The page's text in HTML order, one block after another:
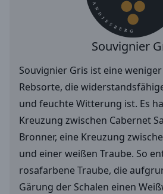
Souvignier
Souvignier Gris ist eine
Rebsorte, die
und feuchte Witterung ist. Es
Kreuzung zwischen Cabernet
Bronner, eine Kreuzung
und einer weißen Traube. So
rosafarbene Traube, die
Gärung der Schalen einen